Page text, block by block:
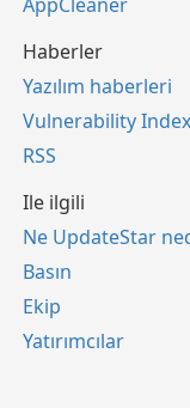
Haberler
Yazılım haberleri
Vulnerability Index
RSS
Ile ilgili
Ne UpdateStar
Basın
Ekip
Yatırımcılar